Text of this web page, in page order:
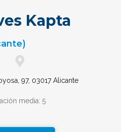
Kapta
97, 03017 Alicante
media: 5